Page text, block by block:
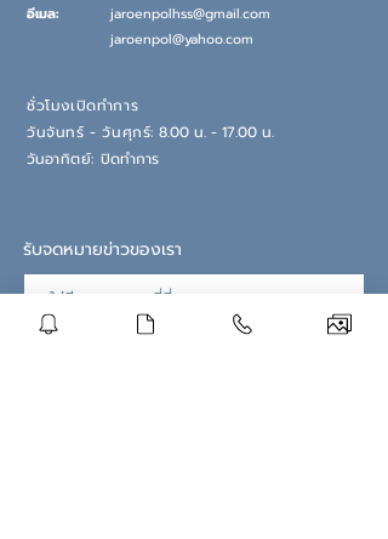
อีเมล:
jaroenpolhss@gmail.com
jaroenpol@yahoo.com
ชั่วโมงเปิดทำการ
วันจันทร์ - วันศุกร์: 8.00 น. - 17.00 น.
วันอาทิตย์: ปิดทำการ
รับจดหมายข่าวของเรา